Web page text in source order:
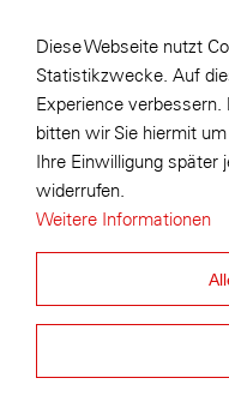
Diese Webseite nutzt
Statistikzwecke. Auf
Experience
bitten wir Sie hiermit
Ihre Einwilligung später
widerrufen.
Weitere Informationen